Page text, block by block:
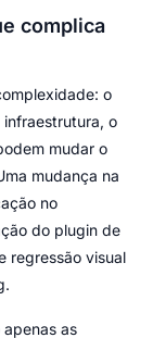
complica
o
o
mudar o
mudança na
no
do plugin de
regressão visual
as